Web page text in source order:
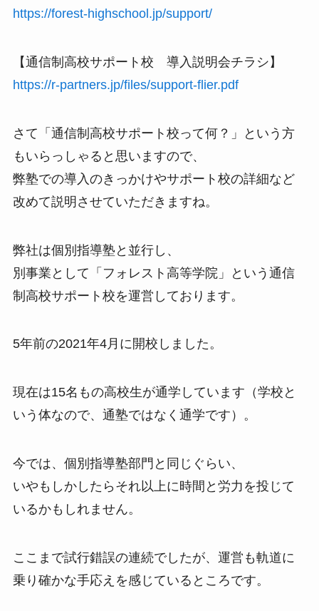
https://forest-highschool.jp/support/
【通信制高校サポート校 導入説明会チラシ】
https://r-partners.jp/files/support-flier.pdf
さて「通信制高校サポート校って何？」という方
もいらっしゃると思いますので、
弊塾での導入のきっかけやサポート校の詳細など
改めて説明させていただきますね。
弊社は個別指導塾と並行し、
別事業として「フォレスト高等学院」という通信
制高校サポート校を運営しております。
5年前の2021年4月に開校しました。
現在は15名もの高校生が通学しています（学校と
いう体なので、通塾ではなく通学です）。
今では、個別指導塾部門と同じぐらい、
いやもしかしたらそれ以上に時間と労力を投じて
いるかもしれません。
ここまで試行錯誤の連続でしたが、運営も軌道に
乗り確かな手応えを感じているところです。